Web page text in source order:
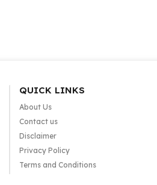
QUICK LINKS
About Us
Contact us
Disclaimer
Privacy Policy
Terms and Conditions